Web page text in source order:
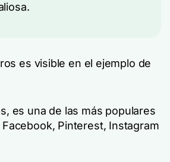
es visible en el ejemplo de
es una de las más populares
Pinterest, Instagram